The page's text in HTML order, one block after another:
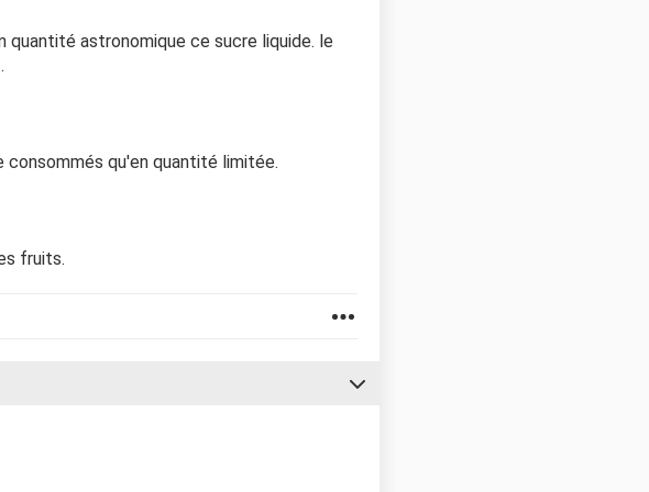
quantité astronomique ce sucre liquide. le
qu'en quantité limitée.
fruits.